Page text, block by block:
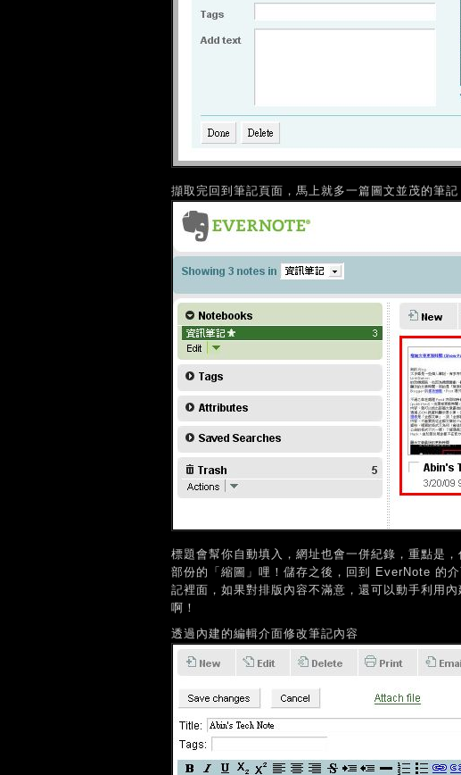
擷取完回到筆記頁面，馬上就多一篇圖文並茂的筆記
標題會幫你自動填入，網址也會一併紀錄，重點是
部份的「縮圖」哩！儲存之後，回到 EverNote 的
記裡面，如果對排版內容不滿意，還可以動手利用
啊！
透過內建的編輯介面修改筆記內容